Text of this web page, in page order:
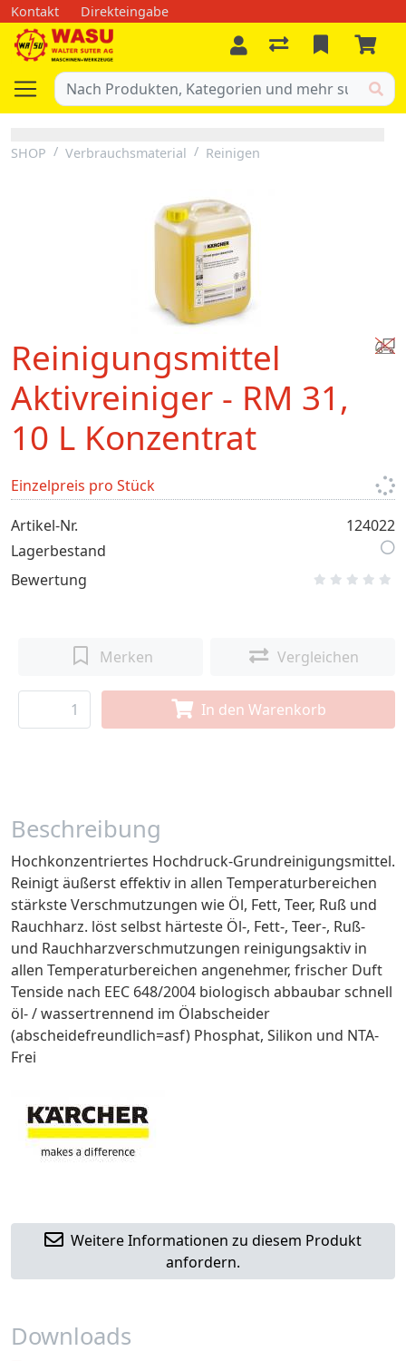
Kontakt Direkteingabe
SHOP Verbrauchsmaterial Reinigen
Reinigungsmittel
Aktivreiniger - RM 31,
10 L Konzentrat
Einzelpreis pro Stück
Artikel-Nr.
124022
Lagerbestand
Bewertung
Merken Vergleichen
In den Warenkorb
Beschreibung
Hochkonzentriertes Hochdruck-Grundreinigungsmittel.
Reinigt äußerst effektiv in allen Temperaturbereichen
stärkste Verschmutzungen wie Öl, Fett, Teer, Ruß und
Rauchharz. löst selbst härteste Öl-, Fett-, Teer-, Ruß-
und Rauchharzverschmutzungen reinigungsaktiv in
allen Temperaturbereichen angenehmer, frischer Duft
Tenside nach EEC 648/2004 biologisch abbaubar schnell
öl- / wassertrennend im Ölabscheider
(abscheidefreundlich=asf) Phosphat, Silikon und NTA-
Frei
Weitere Informationen zu diesem Produkt
anfordern.
Downloads